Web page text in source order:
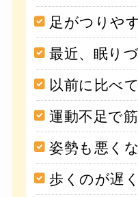
足がつりや
最近、眠り
以前に比べ
運動不足で
姿勢も悪く
歩くのが遅